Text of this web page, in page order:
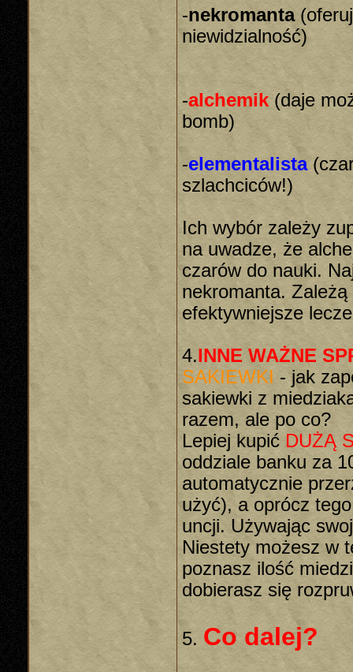
-nekromanta
niewidzialność)
-alchemik(daje
bomb)
-elementalista
szlachciców!)
Ich wybór zależy
na uwadze, że
czarów do nauki.
nekromanta.
efektywniejsze
4. INNE WAŻNE
SAKIEWKI - jak
sakiewki z
razem, ale po co?
Lepiej kupićDUŻĄ
oddziale banku za
automatycznie
użyć), a oprócz
uncji. Używając
Niestety możesz w
poznasz ilość
dobierasz się
5. Co dalej?